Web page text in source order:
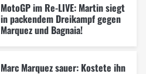
MotoGP im Re-LIVE: Martin siegt
in packendem Dreikampf gegen
Marquez und Bagnaia!
Marc Marquez sauer: Kostete ihn